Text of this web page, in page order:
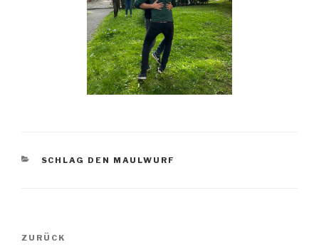
KATEGORIEN
SCHLAG DEN MAULWURF
Beitragsnavigation
Vorheriger
ZURÜCK